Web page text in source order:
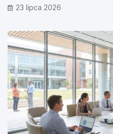
23 lipca 2026